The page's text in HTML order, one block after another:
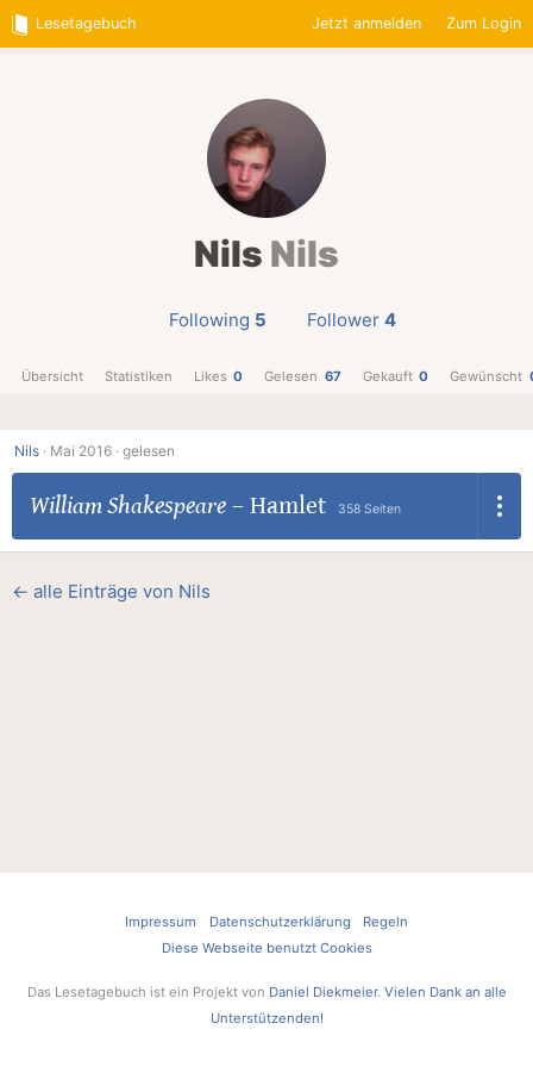
Lesetagebuch Jetzt anmelden Zum Login
Nils Nils
Following 5 Follower 4
Übersicht Statistiken Likes 0 Gelesen 67 Gekauft 0 Gewünscht
Nils · Mai 2016 · gelesen
William Shakespeare– Hamlet 358 Seiten
← alle Einträge von Nils
Impressum Datenschutzerklärung
Regeln
Diese Webseite benutzt Cookies
Das Lesetagebuch ist ein Projekt von Daniel Diekmeier. Vielen Dank an alle
Unterstützenden!